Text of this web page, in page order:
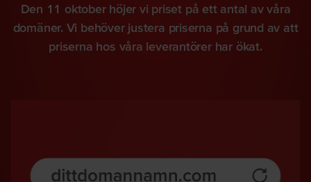
Den 11 oktober höjer vi priset på ett antal av våra
domäner. Vi behöver justera priserna på grund av att
priserna hos våra leverantörer har ökat.